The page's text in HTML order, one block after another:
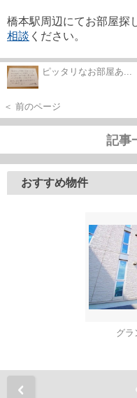
橋本駅周辺にてお部屋探
相談 ください。
ピッタリなお部屋あ...
＜ 前のページ
記事
おすすめ物件
グラ